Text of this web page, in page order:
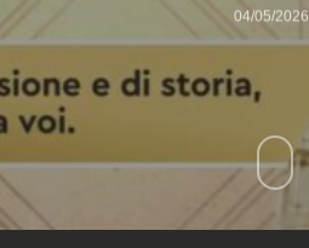
04/05/2026